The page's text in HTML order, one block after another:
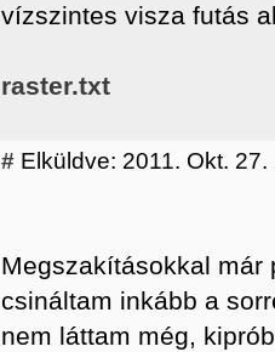
vízszintes visza futás
raster.txt
# Elküldve: 2011. Okt. 27.
Megszakításokkal már
csináltam inkább a
nem láttam még,